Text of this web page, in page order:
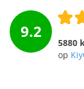
9.2
5880
op